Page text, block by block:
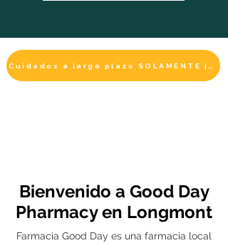
Bienvenido a Good Day
Pharmacy en Longmont
Farmacia Good Day es una farmacia local